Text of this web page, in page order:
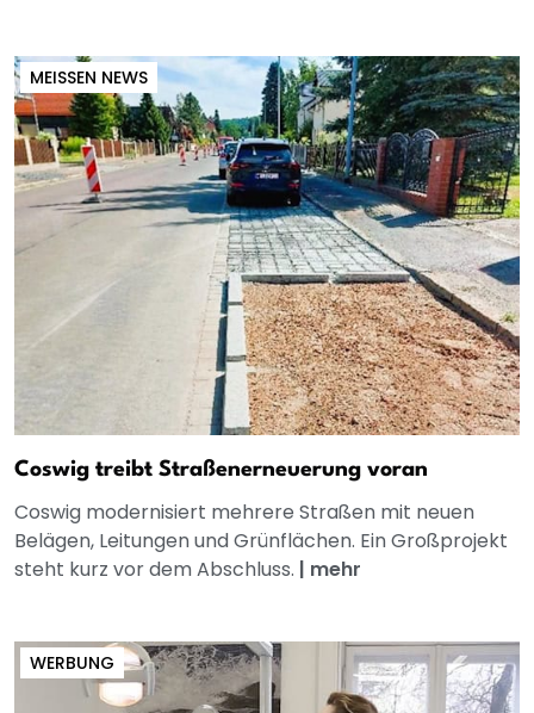
MEISSEN NEWS
Coswig treibt Straßenerneuerung voran
Coswig modernisiert mehrere Straßen mit neuen
Belägen, Leitungen und Grünflächen. Ein Großprojekt
steht kurz vor dem Abschluss. | mehr
WERBUNG